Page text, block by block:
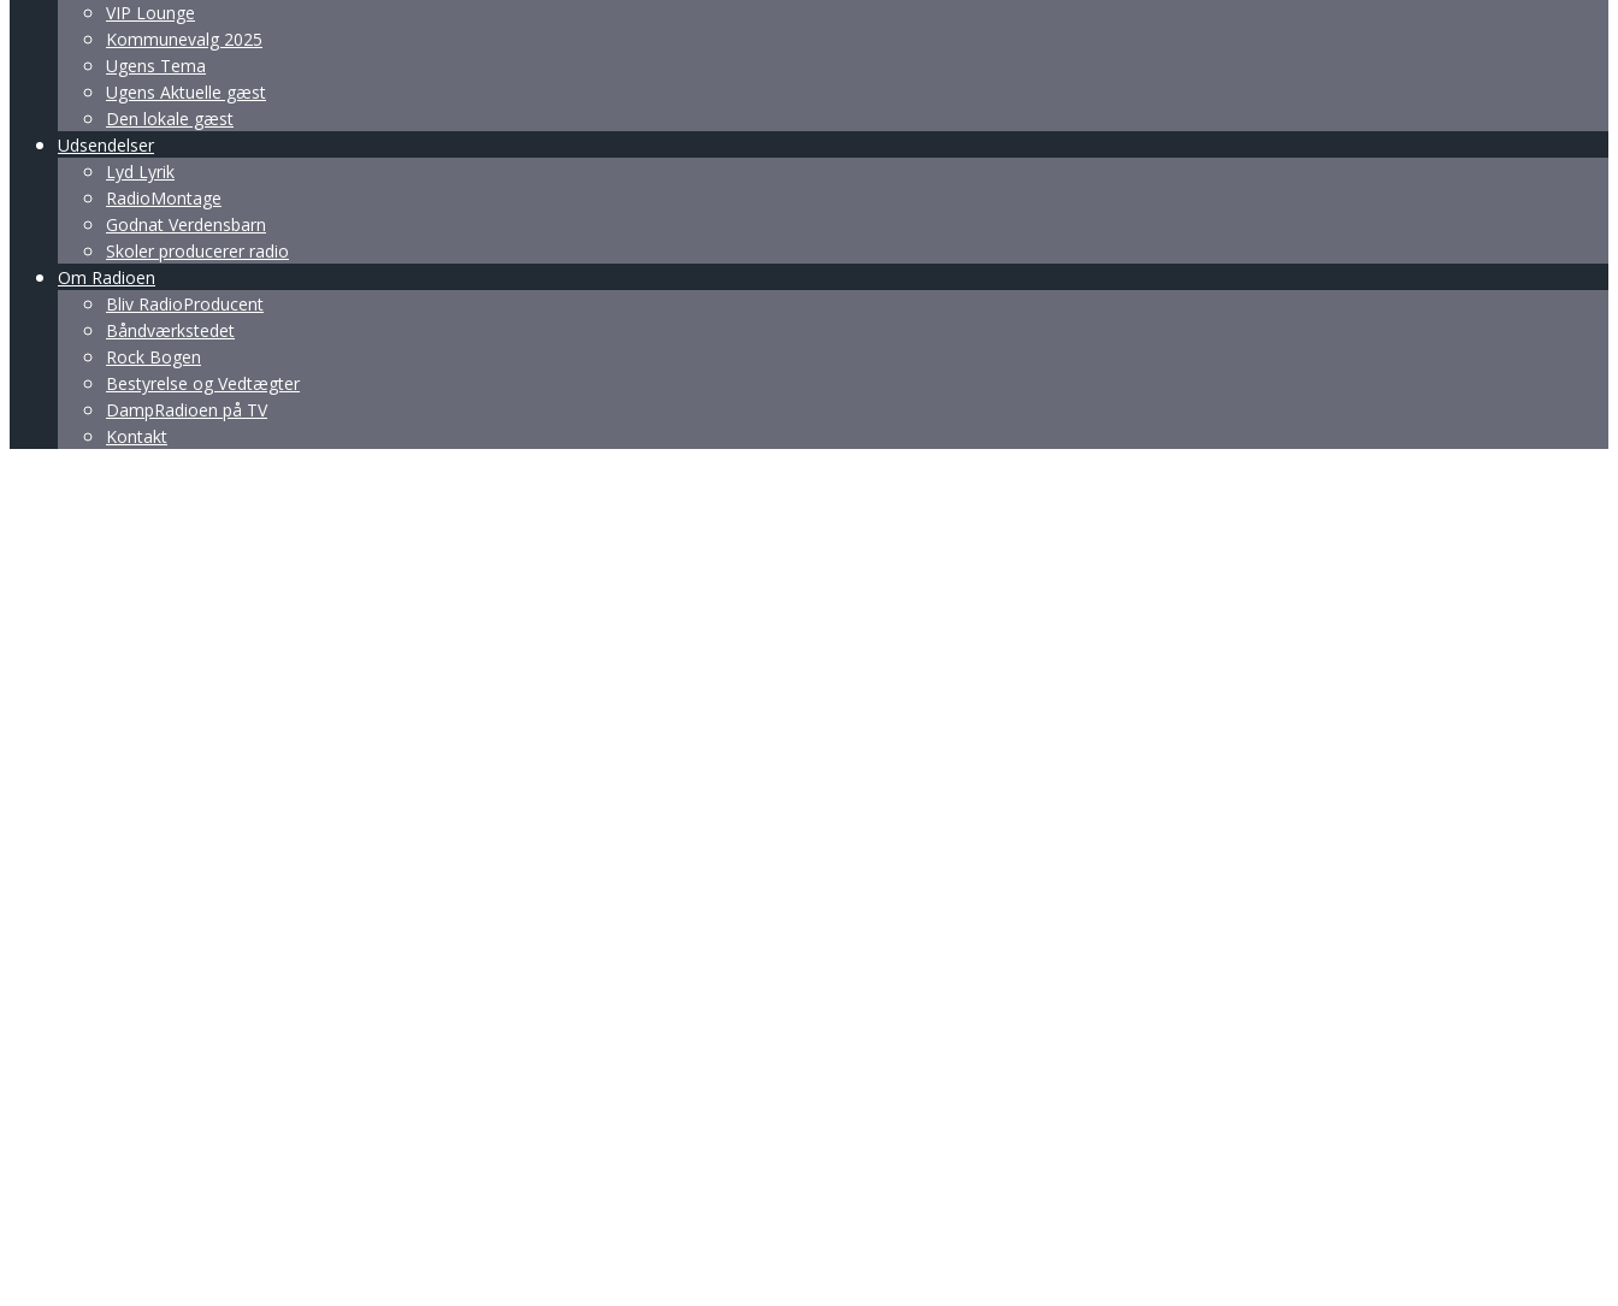
VIP Lounge
Kommunevalg 2025
Ugens Tema
Ugens Aktuelle gæst
Den lokale gæst
Udsendelser
Lyd Lyrik
RadioMontage
Godnat Verdensbarn
Skoler producerer radio
Om Radioen
Bliv RadioProducent
Båndværkstedet
Rock Bogen
Bestyrelse og Vedtægter
DampRadioen på TV
Kontakt